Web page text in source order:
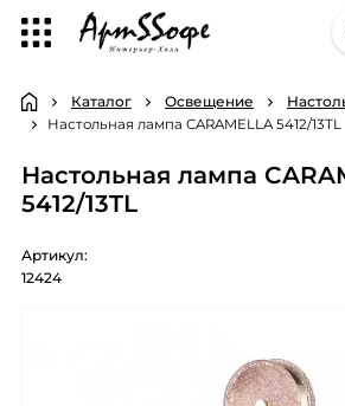
Каталог Освещение
Настольная лампа CARAMELLA 5412/13TL
Настольная лампа
5412/13TL
Артикул:
12424